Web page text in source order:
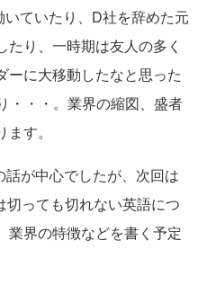
ていたり、D社を辞めた元
り、一時期は友人の多く
ーに大移動したなと思った
・・・。業界の縮図、盛者
す。
が中心でしたが、次回は
っても切れない英語につ
業界の特徴などを書く予定